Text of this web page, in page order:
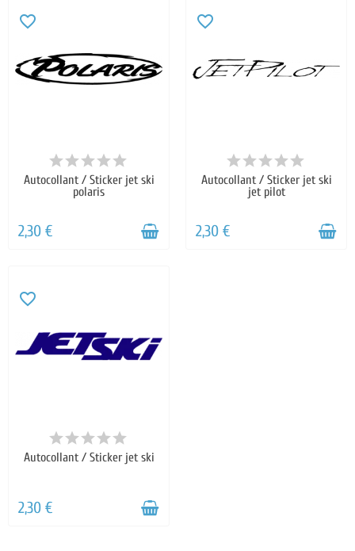
favorite_border
Autocollant / Sticker jet ski
polaris
2,30 €
favorite_border
Autocollant / Sticker jet ski
jet pilot
2,30 €
favorite_border
Autocollant / Sticker jet ski
2,30 €